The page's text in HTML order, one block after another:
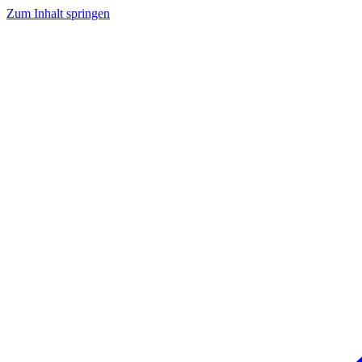
Zum Inhalt springen